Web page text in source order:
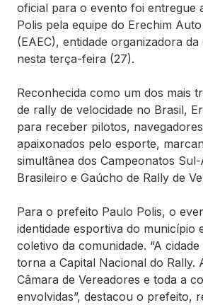
oficial para o evento foi entregue
Polis pela equipe do Erechim
(EAEC), entidade organizadora
nesta terça-feira (27).
Reconhecida como um dos mais
de rally de velocidade no Brasil,
para receber pilotos,
apaixonados pelo esporte,
simultânea dos Campeonatos
Brasileiro e Gaúcho de Rally de
Para o prefeito Paulo Polis, o
identidade esportiva do município
coletivo da comunidade. “A
torna a Capital Nacional do Rally.
Câmara de Vereadores e toda a
envolvidas”, destacou o prefeito,